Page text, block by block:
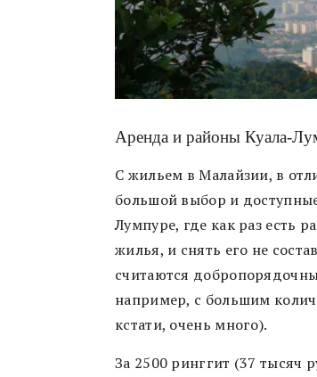
Аренда и районы Куала-
C жильем в Малайзии, в
большой выбор и
Лумпуре, где как раз есть
жилья, и снять его не
считаются
например, с большим
кстати, очень много).
За 2500 ринггит (37 тысяч